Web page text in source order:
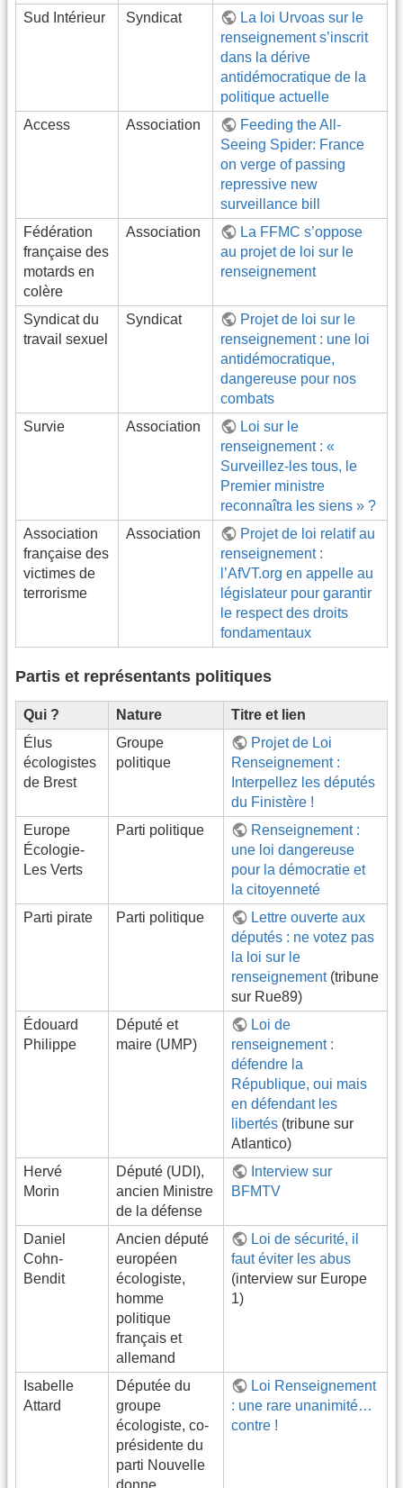
Sud Intérieur Syndicat
La loi Urvoas sur le
renseignement s’inscrit
dans la dérive
antidémocratique de la
politique actuelle
Access
Association
Feeding the All-
Seeing Spider: France
on verge of passing
repressive new
surveillance bill
Fédération
française des
motards en
colère
Association
La FFMC s’oppose
au projet de loi sur le
renseignement
Syndicat du
travail sexuel
Syndicat
Projet de loi sur le
renseignement : une loi
antidémocratique,
dangereuse pour nos
combats
Survie
Association
Loi sur le
renseignement : «
Surveillez-les tous, le
Premier ministre
reconnaîtra les siens » ?
Association
française des
victimes de
terrorisme
Association
Projet de loi relatif au
renseignement :
l’AfVT.org en appelle au
législateur pour garantir
le respect des droits
fondamentaux
Partis et représentants politiques
Qui ? Nature
Titre et lien
Élus
écologistes
de Brest
Groupe
politique
Projet de Loi
Renseignement :
Interpellez les députés
du Finistère !
Europe
Écologie-
Les Verts
Parti politique
Renseignement :
une loi dangereuse
pour la démocratie et
la citoyenneté
Parti pirate
Parti politique
Lettre ouverte aux
députés : ne votez pas
la loi sur le
renseignement(tribune
sur Rue89)
Édouard
Philippe
Député et
maire (UMP)
Loi de
renseignement :
défendre la
République, oui mais
en défendant les
libertés (tribune sur
Atlantico)
Hervé
Morin
Député (UDI),
ancien Ministre
de la défense
Interview sur
BFMTV
Daniel
Cohn-
Bendit
Ancien député
européen
écologiste,
homme
politique
français et
allemand
Loi de sécurité, il
faut éviter les abus
(interview sur Europe
1)
Isabelle
Attard
Députée du
groupe
écologiste, co-
présidente du
parti Nouvelle
donne
Loi Renseignement
: une rare unanimité…
contre !